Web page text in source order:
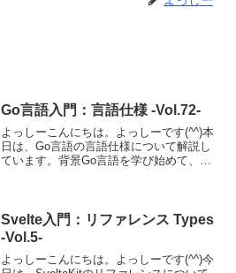
Go言語入門：言語仕様 -Vol.72-
よっしーこんにちは。よっしーです(^^)本
日は、Go言語の言語仕様について解説し
ています。背景Go言語を学び始めて、公
Svelte入門：リファレンス Types
-Vol.5-
よっしーこんにちは。よっしーです(^^)今